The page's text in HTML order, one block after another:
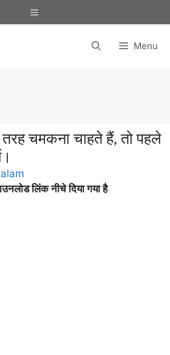
Menu
Menu
चमकना चाहते हैं, तो पहले
लिंक नीचे दिया गया है